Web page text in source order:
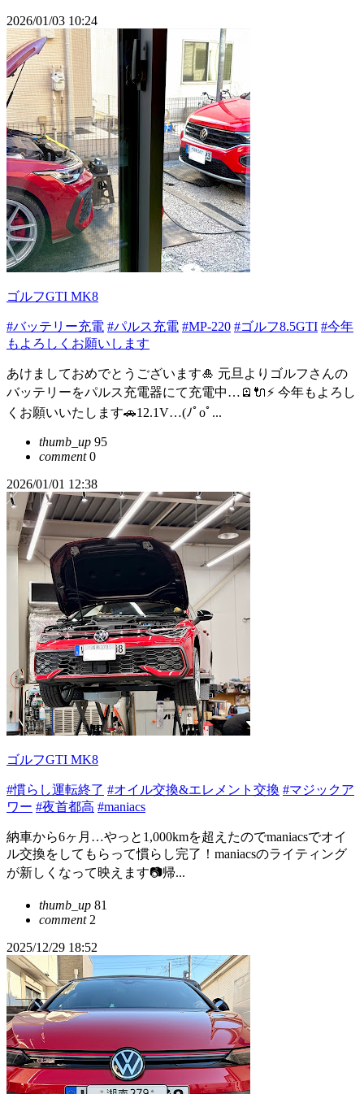
2026/01/03 10:24
ゴルフGTI MK8
#バッテリー充電 #パルス充電 #MP-220 #ゴルフ8.5GTI #今年
もよろしくお願いします
あけましておめでとうございます🎍 元旦よりゴルフさんの
バッテリーをパルス充電器にて充電中…🪫🔌⚡️ 今年もよろし
くお願いいたします🚗12.1V…(ﾉﾟοﾟ...
thumb_up 95
comment0
2026/01/01 12:38
ゴルフGTI MK8
#慣らし運転終了 #オイル交換&エレメント交換 #マジックア
ワー #夜首都高 #maniacs
納車から6ヶ月…やっと1,000kmを超えたのでmaniacsでオイ
ル交換をしてもらって慣らし完了！maniacsのライティング
が新しくなって映えます📷帰...
thumb_up 81
comment2
2025/12/29 18:52